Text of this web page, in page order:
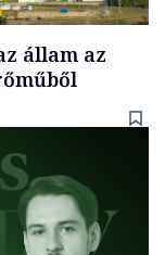
állam az